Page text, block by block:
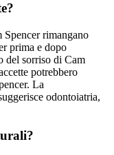
Spencer rimangano
prima e dopo
del sorriso di Cam
potrebbero
La
odontoiatria,